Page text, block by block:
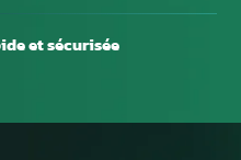
et sécurisée